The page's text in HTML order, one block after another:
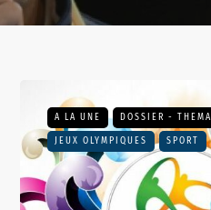
A LA UNE DOSSIER - THEMA
JEUX OLYMPIQUES SPORT